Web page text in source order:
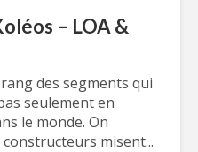
– LOA &
des segments qui
seulement en
le monde. On
misent...